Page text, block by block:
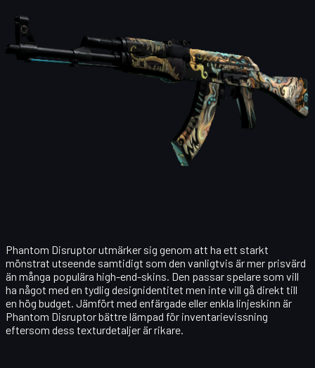
Phantom Disruptor utmärker sig genom att ha ett starkt
mönstrat utseende samtidigt som den vanligtvis är mer prisvärd
än många populära high-end-skins. Den passar spelare som vill
ha något med en tydlig designidentitet men inte vill gå direkt till
en hög budget. Jämfört med enfärgade eller enkla linjeskinn är
Phantom Disruptor bättre lämpad för inventarievissning
eftersom dess texturdetaljer är rikare.